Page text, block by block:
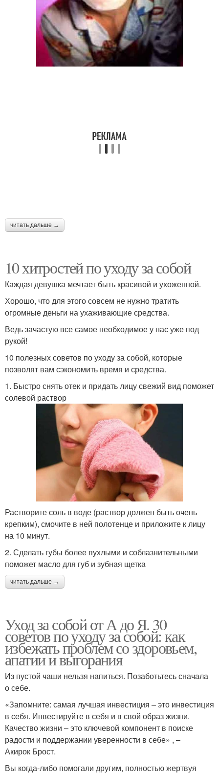
читать дальше →
10 хитростей по уходу за собой
Каждая девушка мечтает быть красивой и ухоженной.
Хорошо, что для этого совсем не нужно тратить
огромные деньги на ухаживающие средства.
Ведь зачастую все самое необходимое у нас уже под
рукой!
10 полезных советов по уходу за собой, которые
позволят вам сэкономить время и средства.
1. Быстро снять отек и придать лицу свежий вид поможет
солевой раствор
Растворите соль в воде (раствор должен быть очень
крепким), смочите в ней полотенце и приложите к лицу
на 10 минут.
2. Сделать губы более пухлыми и соблазнительными
поможет масло для губ и зубная щетка
читать дальше →
Уход за собой от А до Я. 30
советов по уходу за собой: как
избежать проблем со здоровьем,
апатии и выгорания
Из пустой чаши нельзя напиться. Позаботьтесь сначала
о себе.
«Запомните: самая лучшая инвестиция – это инвестиция
в себя. Инвестируйте в себя и в свой образ жизни.
Качество жизни – это ключевой компонент в поиске
радости и поддержании уверенности в себе» , –
Акирок Брост.
Вы когда-либо помогали другим, полностью жертвуя